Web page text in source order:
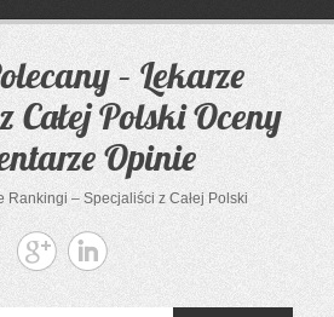
– Lekarze
Całej Polski Oceny
Opinie
Rankingi – Specjaliści z Całej Polski